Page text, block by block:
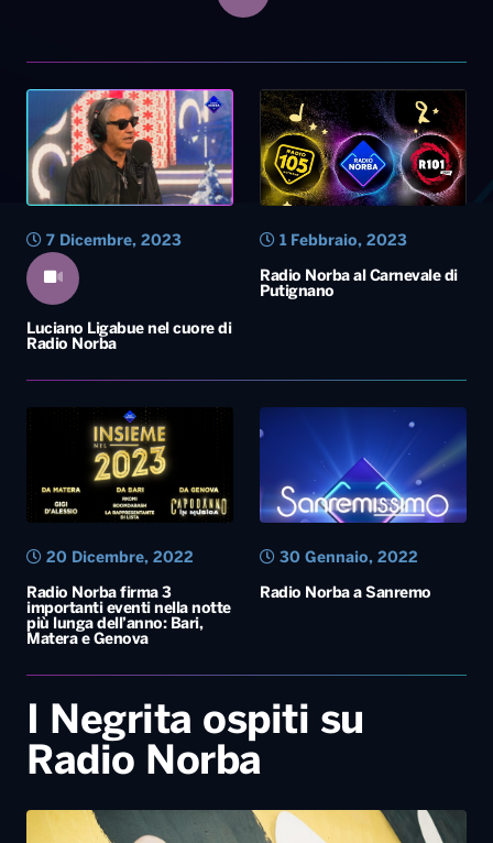
Luciano Ligabue nel cuore di
Radio Norba
7 Dicembre, 2023
Radio Norba al Carnevale di
Putignano
1 Febbraio, 2023
Radio Norba firma 3
importanti eventi nella notte
più lunga dell’anno: Bari,
Matera e Genova
20 Dicembre, 2022
Radio Norba a Sanremo
30 Gennaio, 2022
I Negrita ospiti su
Radio Norba